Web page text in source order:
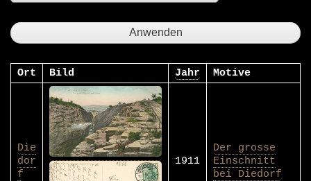
Ort Bild Jahr Motive
Die
dor
f
1911
Der grosse
Einschnitt
bei Diedorf